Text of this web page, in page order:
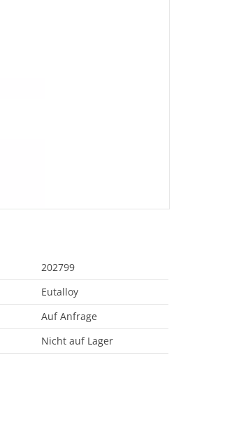
202799
Eutalloy
Auf Anfrage
Nicht auf Lager